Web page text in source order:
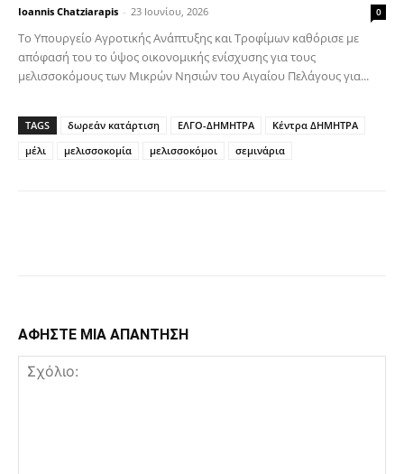
Ioannis Chatziarapis - 23 Ιουνίου, 2026 0
Το Υπουργείο Αγροτικής Ανάπτυξης και Τροφίμων καθόρισε με
απόφασή του το ύψος οικονομικής ενίσχυσης για τους
μελισσοκόμους των Μικρών Νησιών του Αιγαίου Πελάγους για...
TAGS δωρεάν κατάρτιση ΕΛΓΟ-ΔΗΜΗΤΡΑ
Κέντρα ΔΗΜΗΤΡΑ
μέλι
μελισσοκομία μελισσοκόμοι σεμινάρια
ΑΦΗΣΤΕ ΜΙΑ ΑΠΑΝΤΗΣΗ